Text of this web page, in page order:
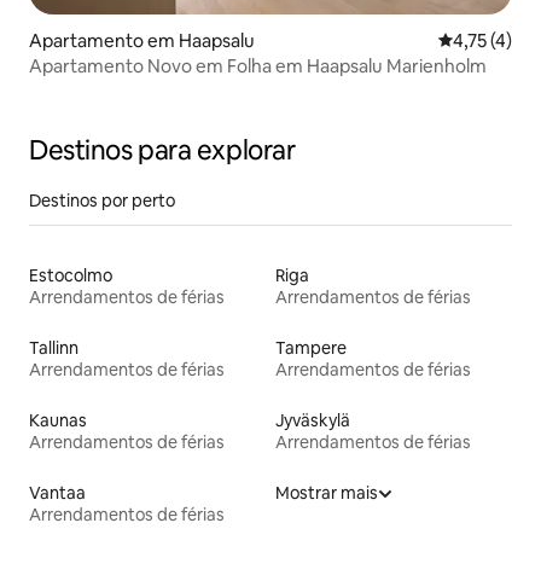
Apartamento em Haapsalu
4,75 (4)
Apartamento Novo em Folha em Haapsalu Marienholm
Destinos para explorar
Destinos por perto
Estocolmo
Arrendamentos de férias
Riga
Arrendamentos de férias
Tallinn
Arrendamentos de férias
Tampere
Arrendamentos de férias
Kaunas
Arrendamentos de férias
Jyväskylä
Arrendamentos de férias
Vantaa
Arrendamentos de férias
Mostrar mais